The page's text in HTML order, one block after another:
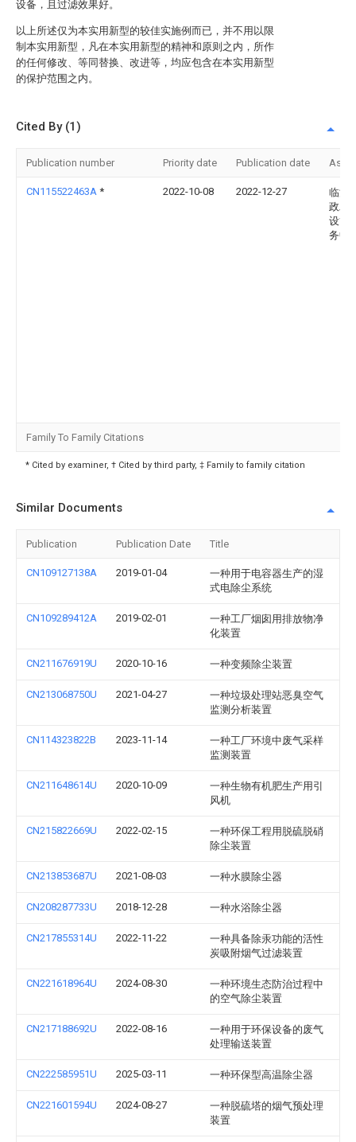
设备，且过滤效果好。
以上所述仅为本实用新型的较佳实施例而已，并不用以限
制本实用新型，凡在本实用新型的精神和原则之内，所作
的任何修改、等同替换、改进等，均应包含在本实用新型
的保护范围之内。
Cited By (1)
Publication number Priority date Publication date
CN115522463A * 2022-10-08 2022-12-27
临沂
政工
设管
务中
Family To Family Citations
* Cited by examiner, † Cited by third party, ‡ Family to family citation
Similar Documents
Publication Publication Date Title
CN109127138A 2019-01-04
一种用于电容器生产的湿
式电除尘系统
CN109289412A 2019-02-01
一种工厂烟囱用排放物净
化装置
CN211676919U 2020-10-16 一种变频除尘装置
CN213068750U 2021-04-27
一种垃圾处理站恶臭空气
监测分析装置
CN114323822B 2023-11-14
一种工厂环境中废气采样
监测装置
CN211648614U 2020-10-09
一种生物有机肥生产用引
风机
CN215822669U 2022-02-15
一种环保工程用脱硫脱硝
除尘装置
CN213853687U 2021-08-03 一种水膜除尘器
CN208287733U 2018-12-28 一种水浴除尘器
CN217855314U 2022-11-22
一种具备除汞功能的活性
炭吸附烟气过滤装置
CN221618964U 2024-08-30
一种环境生态防治过程中
的空气除尘装置
CN217188692U 2022-08-16
一种用于环保设备的废气
处理输送装置
CN222585951U 2025-03-11 一种环保型高温除尘器
CN221601594U 2024-08-27
一种脱硫塔的烟气预处理
装置